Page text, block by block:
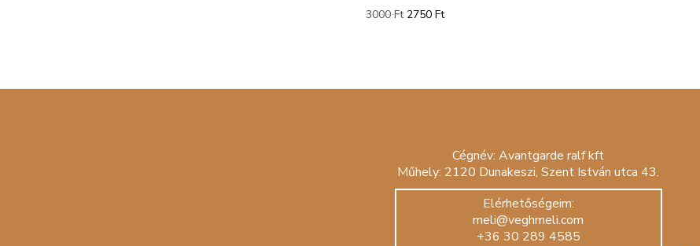
3000Ft Original
2750 FtCurrent
Cégnév: Avantgarde ralf kft
Műhely: 2120 Dunakeszi, Szent István utca 43.
Elérhetőségeim:
meli@veghmeli.com
+36 30 289 4585